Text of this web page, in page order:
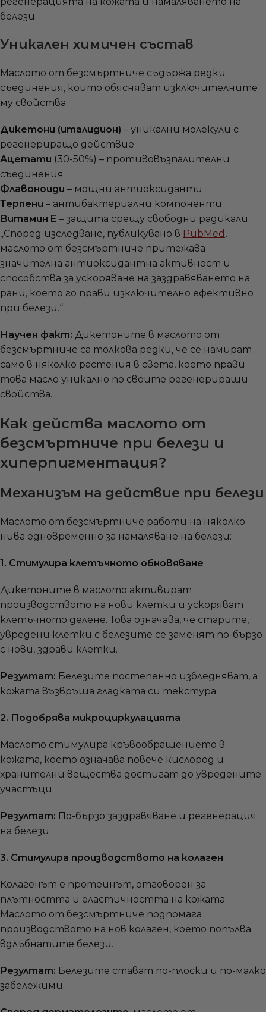
белези.
Уникален химичен състав
Маслото от безсмъртниче съдържа редки
съединения, които обясняват изключителните
му свойства:
Дикетони (италидион) – уникални молекули с
регенериращо действие
Ацетати (30-50%) – противовъзпалителни
съединения
Флавоноиди – мощни антиоксиданти
Терпени – антибактериални компоненти
Витамин E – защита срещу свободни радикали
„Според изследване, публикувано в PubMed ,
маслото от безсмъртниче притежава
значителна антиоксидантна активност и
способства за ускоряване на заздравяването на
рани, което го прави изключително ефективно
при белези.“
Научен факт: Дикетоните в маслото от
безсмъртниче са толкова редки, че се намират
само в няколко растения в света, което прави
това масло уникално по своите регенериращи
свойства.
Как действа маслото от
безсмъртниче при белези и
хиперпигментация?
Механизъм на действие при белези
Маслото от безсмъртниче работи на няколко
нива едновременно за намаляване на белези:
1. Стимулира клетъчното обновяване
Дикетоните в маслото активират
производството на нови клетки и ускоряват
клетъчното делене. Това означава, че старите,
увредени клетки с белезите се заменят по-бързо
с нови, здрави клетки.
Резултат: Белезите постепенно избледняват, а
кожата възвръща гладката си текстура.
2. Подобрява микроциркулацията
Маслото стимулира кръвообращението в
кожата, което означава повече кислород и
хранителни вещества достигат до увредените
участъци.
Резултат: По-бързо заздравяване и регенерация
на белези.
3. Стимулира производството на колаген
Колагенът е протеинът, отговорен за
плътността и еластичността на кожата.
Маслото от безсмъртниче подпомага
производството на нов колаген, което попълва
вдлъбнатите белези.
Резултат: Белезите стават по-плоски и по-малко
забележими.